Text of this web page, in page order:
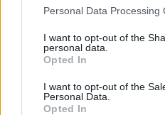
Please note that this website/
not limited to your visit or
grant or deny consent to
use your data for below
consent section.
Personal Data Processing
I want to opt-out of the
personal data.
Opted In
I want to opt-out of the
Personal Data.
Opted In
A PR1 Mathiasen
megmozdulna. Maradtak 45-en.